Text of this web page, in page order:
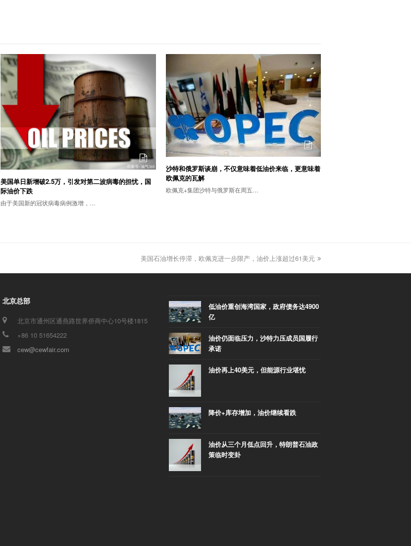
美国单日新增破2.5万，引发对第二波病毒的担忧，国
际油价下跌
由于美国新的冠状病毒病例激增，…
沙特和俄罗斯谈崩，不仅意味着低油价来临，更意味着
欧佩克的瓦解
欧佩克+集团沙特与俄罗斯在周五…
next
美国石油增长停滞，欧佩克进一步限产，油价上涨超过61美元
北京总部
北京市通州区通燕路世界侨商中心10号楼1815
+86 10 51654222
cew@cewfair.com
低油价重创海湾国家，政府债务达4900
亿
油价仍面临压力，沙特力压成员国履行
承诺
油价再上40美元，但能源行业堪忧
降价+库存增加，油价继续看跌
油价从三个月低点回升，特朗普石油政
策临时变卦